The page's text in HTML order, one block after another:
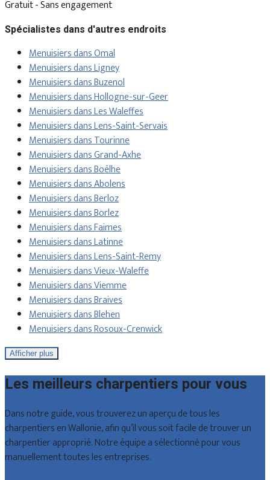
Gratuit - Sans engagement
Spécialistes dans d'autres endroits
Menuisiers dans Omal
Menuisiers dans Ligney
Menuisiers dans Buzenol
Menuisiers dans Hollogne-sur-Geer
Menuisiers dans Les Waleffes
Menuisiers dans Lens-Saint-Servais
Menuisiers dans Tourinne
Menuisiers dans Grand-Axhe
Menuisiers dans Boëlhe
Menuisiers dans Abolens
Menuisiers dans Berloz
Menuisiers dans Borlez
Menuisiers dans Faimes
Menuisiers dans Latinne
Menuisiers dans Lens-Saint-Remy
Menuisiers dans Vieux-Waleffe
Menuisiers dans Viemme
Menuisiers dans Braives
Menuisiers dans Blehen
Menuisiers dans Rosoux-Crenwick
Afficher plus
Les meilleurs charpentiers pour vous
Dans notre guide, vous trouverez un aperçu de tous les
charpentiers en Wallonie, afin qu’il vous soit facile de trouver un
charpentier approprié. Notre équipe a sélectionné pour vous
manuellement toutes les entreprises.